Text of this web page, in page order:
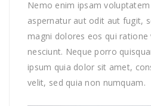
Nemo enim ipsam
aspernatur aut odit aut fugit,
magni dolores eos qui
nesciunt. Neque porro
ipsum quia dolor sit amet,
velit, sed quia non numquam.